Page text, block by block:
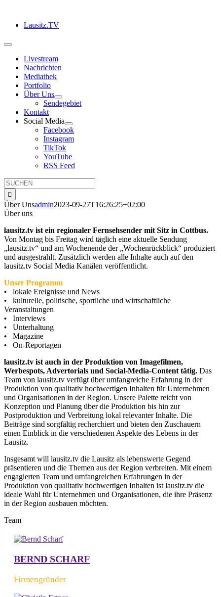
springenLausitz.TV
Toggle
NavigationLivestream
Nachrichten
Mediathek
Portfolio
Über Uns
Sendegebiet
Kontakt
Social Media
Facebook
Instagram
TikTok
YouTube
RSS Feed
Suche
nach:
Über Unsadmin2023-09-27T16:26:25+02:00
Über uns
lausitz.tv ist ein regionaler Fernsehsender mit Sitz in Cottbus.
Von Montag bis Freitag wird täglich eine aktuelle Sendung
„lausitz.tv“ und am Wochenende der „Wochenrückblick“ produziert
und ausgestrahlt. Zusätzlich werden alle Inhalte auch auf den
lausitz.tv Social Media Kanälen veröffentlicht.
Unser Programm
• lokale Ereignisse und News
• kulturelle, politische, sportliche und wirtschaftliche
Veranstaltungen
• Interviews
• Unterhaltung
• Magazine
• On-Reportagen
lausitz.tv ist auch in der Produktion von Imagefilmen,
Werbespots, Advertorials und Social-Media-Content tätig. Das
Team von lausitz.tv verfügt über umfangreiche Erfahrung in der
Produktion von qualitativ hochwertigen Inhalten für Unternehmen
und Organisationen in der Region. Unsere Palette reicht von
Konzeption und Planung über die Produktion bis hin zur
Postproduktion und Verbreitung lokal relevanter Inhalte. Die
Beiträge sind sorgfältig recherchiert und bieten den Zuschauern
einen Einblick in die verschiedenen Aspekte des Lebens in der
Lausitz.
Insgesamt will lausitz.tv die Lausitz als lebenswerte Gegend
präsentieren und die Themen aus der Region verbreiten. Mit einem
engagierten Team und umfangreichen Erfahrungen in der
Produktion von qualitativ hochwertigen Inhalten ist lausitz.tv die
ideale Wahl für Unternehmen und Organisationen, die ihre Präsenz
in der Region ausbauen möchten.
Team
BERND SCHARF
Firmengründer